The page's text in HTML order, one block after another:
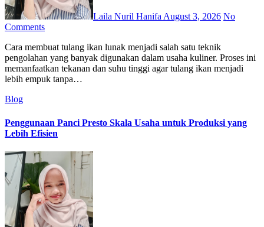
Laila Nuril HanifaAugust 3, 2026 No
Comments
Cara membuat tulang ikan lunak menjadi salah satu teknik
pengolahan yang banyak digunakan dalam usaha kuliner. Proses ini
memanfaatkan tekanan dan suhu tinggi agar tulang ikan menjadi
lebih empuk tanpa…
Blog
Penggunaan Panci Presto Skala Usaha untuk Produksi yang
Lebih Efisien